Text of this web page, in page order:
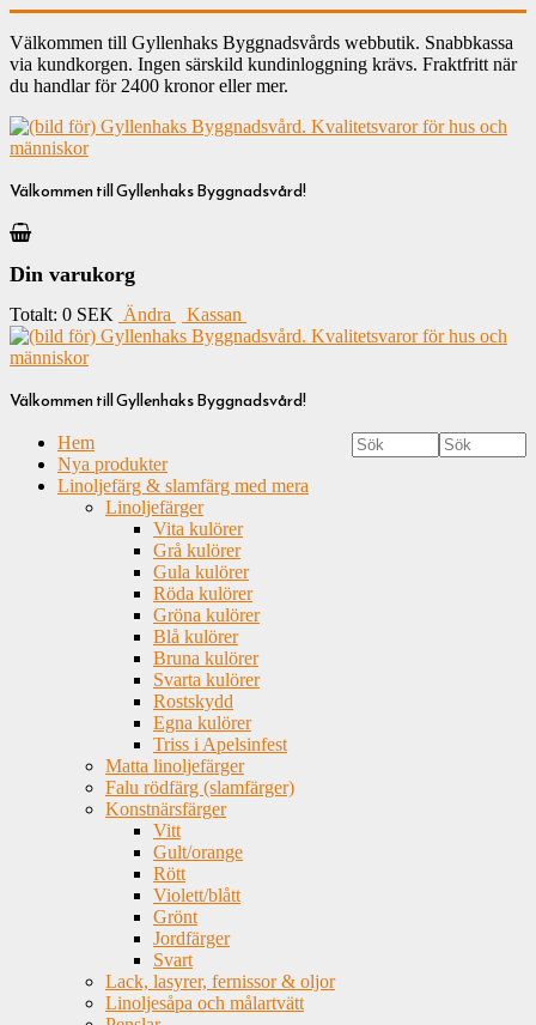
Välkommen till Gyllenhaks Byggnadsvårds webbutik. Snabbkassa
via kundkorgen. Ingen särskild kundinloggning krävs. Fraktfritt när
du handlar för 2400 kronor eller mer.
Välkommen till Gyllenhaks Byggnadsvård!
Din varukorg
Totalt: 0 SEK Ändra Kassan
Välkommen till Gyllenhaks Byggnadsvård!
Hem
Nya produkter
Linoljefärg & slamfärg med mera
Linoljefärger
Vita kulörer
Grå kulörer
Gula kulörer
Röda kulörer
Gröna kulörer
Blå kulörer
Bruna kulörer
Svarta kulörer
Rostskydd
Egna kulörer
Triss i Apelsinfest
Matta linoljefärger
Falu rödfärg (slamfärger)
Konstnärsfärger
Vitt
Gult/orange
Rött
Violett/blått
Grönt
Jordfärger
Svart
Lack, lasyrer, fernissor & oljor
Linoljesåpa och målartvätt